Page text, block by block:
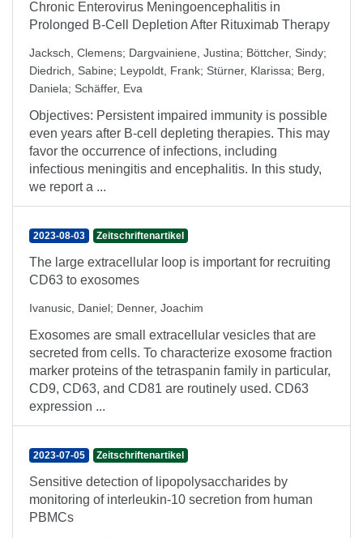
Chronic Enterovirus Meningoencephalitis in
Prolonged B-Cell Depletion After Rituximab Therapy
Jacksch, Clemens; Dargvainiene, Justina; Böttcher, Sindy;
Diedrich, Sabine; Leypoldt, Frank; Stürner, Klarissa; Berg,
Daniela; Schäffer, Eva
Objectives: Persistent impaired immunity is possible
even years after B-cell depleting therapies. This may
favor the occurrence of infections, including
infectious meningitis and encephalitis. In this study,
we report a ...
2023-08-03 Zeitschriftenartikel
The large extracellular loop is important for recruiting
CD63 to exosomes
Ivanusic, Daniel; Denner, Joachim
Exosomes are small extracellular vesicles that are
secreted from cells. To characterize exosome fraction
marker proteins of the tetraspanin family in particular,
CD9, CD63, and CD81 are routinely used. CD63
expression ...
2023-07-05 Zeitschriftenartikel
Sensitive detection of lipopolysaccharides by
monitoring of interleukin-10 secretion from human
PBMCs